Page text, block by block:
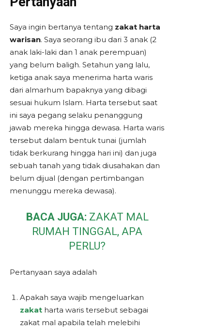
Saya ingin bertanya tentang zakat harta
warisan. Saya seorang ibu dari 3 anak (2
anak laki-laki dan 1 anak perempuan)
yang belum baligh. Setahun yang lalu,
ketiga anak saya menerima harta waris
dari almarhum bapaknya yang dibagi
sesuai hukum Islam. Harta tersebut saat
ini saya pegang selaku penanggung
jawab mereka hingga dewasa. Harta waris
tersebut dalam bentuk tunai (jumlah
tidak berkurang hingga hari ini) dan juga
sebuah tanah yang tidak diusahakan dan
belum dijual (dengan pertimbangan
menunggu mereka dewasa).
BACA JUGA: ZAKAT MAL
RUMAH TINGGAL, APA
PERLU?
Pertanyaan saya adalah
Apakah saya wajib mengeluarkan
zakat harta waris tersebut sebagai
zakat mal apabila telah melebihi